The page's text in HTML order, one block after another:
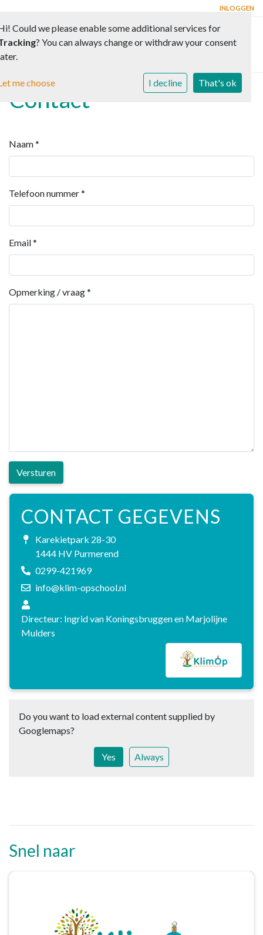
INLOGGEN
Toggle
Contact
Naam*
Telefoon nummer*
Email*
Opmerking / vraag*
Versturen
CONTACT GEGEVENS
Karekietpark 28-30
1444 HV Purmerend
0299-421969
info@klim-opschool.nl
Directeur: Ingrid van Koningsbruggen en Marjolijne
Mulders
Do you want to load external content supplied by
Googlemaps?
Yes Always
Snel naar
Could we please enable some additional services for
? You can always change or withdraw your consent
me choose I decline That's ok